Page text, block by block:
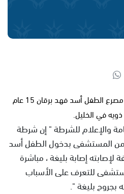
فتحت الشرطة اليوم تحقيقاً في مصرع الطفل أسد فهد برقان 15 عام
في الخليل.
والإعلام للشرطة " إن شرطة
من المستشفى بدخول الطفل أسد
لإصابته إصابة بليغة ، مباشرة
للتعرف على الأسباب
بجروح بليغة ".